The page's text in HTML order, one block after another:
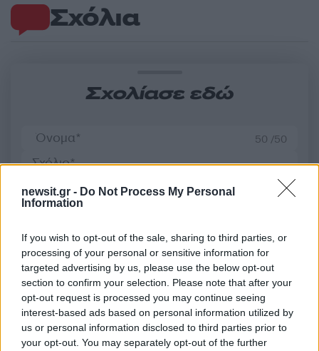
newsit.gr - Do Not Process My Personal
Information
If you wish to opt-out of the sale, sharing to third parties, or
processing of your personal or sensitive information for
targeted advertising by us, please use the below opt-out
section to confirm your selection. Please note that after your
opt-out request is processed you may continue seeing
interest-based ads based on personal information utilized by
us or personal information disclosed to third parties prior to
your opt-out. You may separately opt-out of the further
Σχόλια
Σχολίασε εδώ
50 /50
Υποβολή σχολίου
Όροι Χρήσης. Το site προστατεύεται από reCAPTCHA, ισχύουν
Πολιτική Απορρήτου&Όροι Χρήσης της Google.
Πολιτική
ΑΓΡΟΤΕΣ
ΚΩΣΤΑΣ ΤΣΙΑΡΑΣ ΜΠΛΟΚΑ